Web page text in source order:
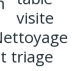
visite
triage